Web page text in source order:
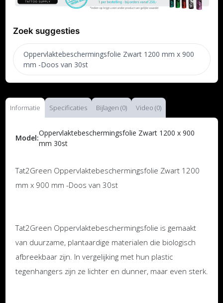
Zoek suggesties
Oppervlaktebeschermingsfolie Zwart 1200 mm x 900
mm -Doos van 30st
Informatie Specificaties Bijlagen (0) Video (0)
Model:
Oppervlaktebeschermingsfolie Zwart 1200 x 900
mm 30st
Tat2Green Oppervlaktebeschermingsfolie Zwart 1200
mm x 900 mm -Doos van 30st
Tat2Green Oppervlaktebeschermingsfolie is gemaakt
van duurzame, plantaardige materialen die biologisch
afbreekbaar zijn. In vergelijking met hun plastic
tegenhangers zijn ze lichter en dunner, maar even sterk.